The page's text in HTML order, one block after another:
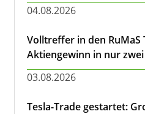
04.08.2026
Volltreffer in den RuMaS
Aktiengewinn in nur zwei
03.08.2026
Tesla-Trade gestartet: